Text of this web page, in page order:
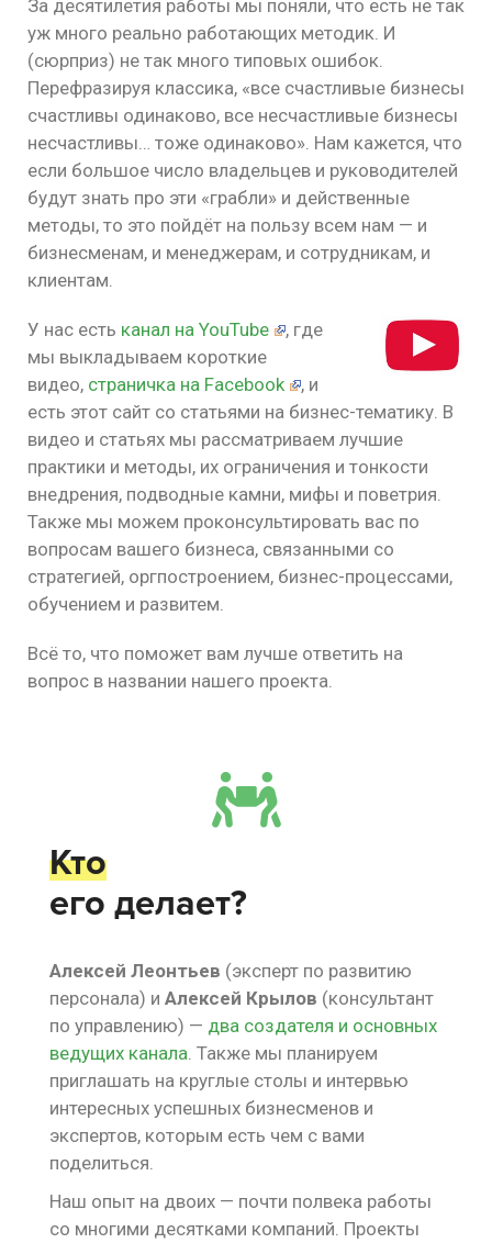
За десятилетия работы мы поняли, что есть не так
уж много реально работающих методик. И
(сюрприз) не так много типовых ошибок.
Перефразируя классика, «все счастливые бизнесы
счастливы одинаково, все несчастливые бизнесы
несчастливы… тоже одинаково». Нам кажется, что
если большое число владельцев и руководителей
будут знать про эти «грабли» и действенные
методы, то это пойдёт на пользу всем нам — и
бизнесменам, и менеджерам, и сотрудникам, и
клиентам.
У нас есть канал на YouTube
, где
мы выкладываем короткие
видео, страничка на Facebook
, и
есть этот сайт со статьями на бизнес-тематику. В
видео и статьях мы рассматриваем лучшие
практики и методы, их ограничения и тонкости
внедрения, подводные камни, мифы и поветрия.
Также мы можем проконсультировать вас по
вопросам вашего бизнеса, связанными со
стратегией, оргпостроением, бизнес-процессами,
обучением и развитем.
Всё то, что поможет вам лучше ответить на
вопрос в названии нашего проекта.
Кто
его делает?
Алексей Леонтьев (эксперт по развитию
персонала) и Алексей Крылов (консультант
по управлению) — два создателя и основных
ведущих канала. Также мы планируем
приглашать на круглые столы и интервью
интересных успешных бизнесменов и
экспертов, которым есть чем с вами
поделиться.
Наш опыт на двоих — почти полвека работы
со многими десятками компаний. Проекты